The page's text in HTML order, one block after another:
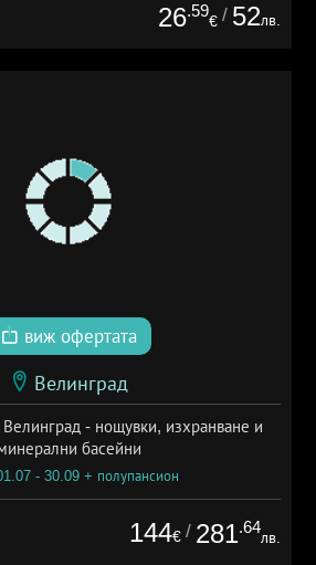
26.59
€ / 52лв.
виж офертата
Велинград
- нощувки, изхранване и
басейни
- 30.09 + полупансион
144€ / 281.64
лв.